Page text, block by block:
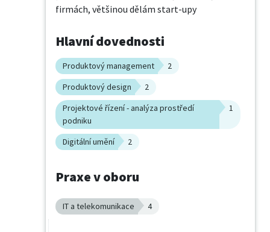
firmách, většinou dělám start-upy
Hlavní dovednosti
Produktový management
2
Produktový design
2
Projektové řízení - analýza prostředí
podniku
1
Digitální umění 2
Praxe v oboru
IT a telekomunikace 4